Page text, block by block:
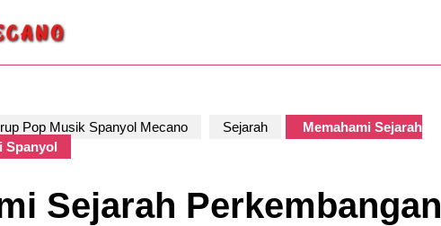
Pop Musik Spanyol Mecano Sejarah
Memahami Sejarah
Spanyol
Sejarah Perkembangan